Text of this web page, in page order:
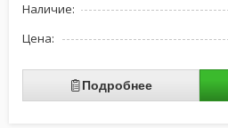
Наличие:
Цена:
Подробнее